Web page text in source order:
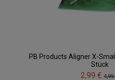
PB Products Aligner X-
Stück
2,99 €4,99